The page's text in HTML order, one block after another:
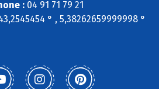
: 04 91 71 79 21
° , 5,38262659999998 °